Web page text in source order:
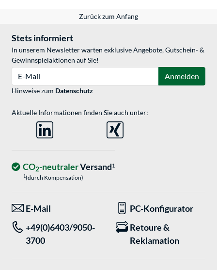
Zurück zum Anfang
Stets informiert
In unserem Newsletter warten exklusive Angebote, Gutschein- &
Gewinnspielaktionen auf Sie!
Anmelden
Hinweise zum Datenschutz
Aktuelle Informationen finden Sie auch unter:
CO2-neutralerVersand1
1(durch Kompensation)
E-Mail
PC-Konfigurator
+49(0)6403/9050-
3700
Retoure &
Reklamation